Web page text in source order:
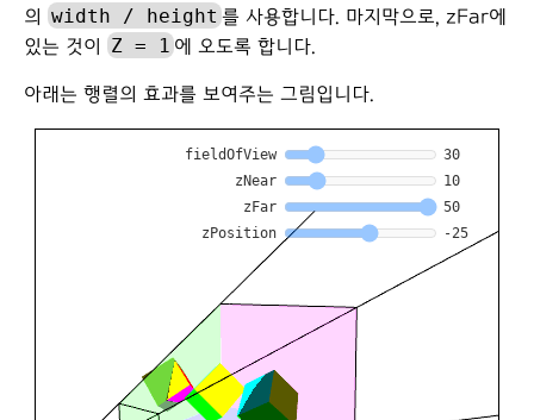
의 width / height 를 사용합니다. 마지막으로, zFar에
있는 것이
Z = 1 에 오도록 합니다.
아래는 행렬의 효과를 보여주는 그림입니다.